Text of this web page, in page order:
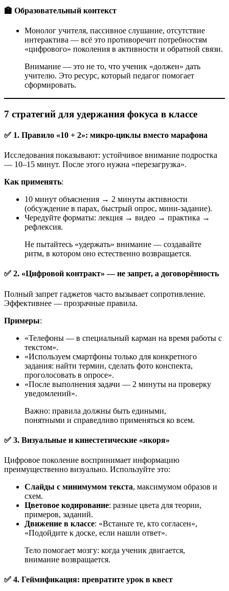
🏫 Образовательный контекст
Монолог учителя, пассивное слушание, отсутствие
интерактива — всё это противоречит потребностям
«цифрового» поколения в активности и обратной связи.
Внимание — это не то, что ученик «должен» дать
учителю. Это ресурс, который педагог помогает
сформировать.
7 стратегий для удержания фокуса в классе
✅ 1. Правило «10 + 2»: микро-циклы вместо марафона
Исследования показывают: устойчивое внимание подростка
— 10–15 минут. После этого нужна «перезагрузка».
Как применять:
10 минут объяснения → 2 минуты активности
(обсуждение в парах, быстрый опрос, мини-задание).
Чередуйте форматы: лекция → видео → практика →
рефлексия.
Не пытайтесь «удержать» внимание — создавайте
ритм, в котором оно естественно возвращается.
✅ 2. «Цифровой контракт» — не запрет, а договорённость
Полный запрет гаджетов часто вызывает сопротивление.
Эффективнее — прозрачные правила.
Примеры:
«Телефоны — в специальный карман на время работы с
текстом».
«Используем смартфоны только для конкретного
задания: найти термин, сделать фото конспекта,
проголосовать в опросе».
«После выполнения задачи — 2 минуты на проверку
уведомлений».
Важно: правила должны быть едиными,
понятными и справедливо применяться ко всем.
✅ 3. Визуальные и кинестетические «якоря»
Цифровое поколение воспринимает информацию
преимущественно визуально. Используйте это:
Слайды с минимумом текста, максимумом образов и
схем.
Цветовое кодирование: разные цвета для теории,
примеров, заданий.
Движение в классе: «Встаньте те, кто согласен»,
«Подойдите к доске, если нашли ответ».
Тело помогает мозгу: когда ученик двигается,
внимание возвращается.
✅ 4. Геймификация: превратите урок в квест